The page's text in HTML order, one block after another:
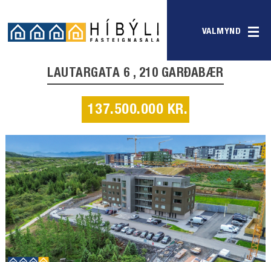
VALMYND
LAUTARGATA 6 , 210 GARÐABÆR
137.500.000 KR.